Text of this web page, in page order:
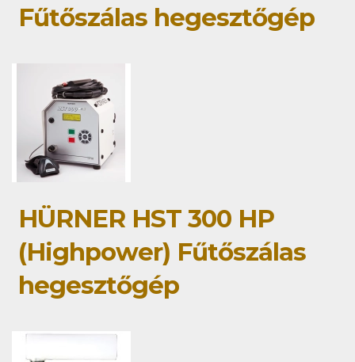
Fűtőszálas hegesztőgép
HÜRNER HST 300 HP
(Highpower) Fűtőszálas
hegesztőgép